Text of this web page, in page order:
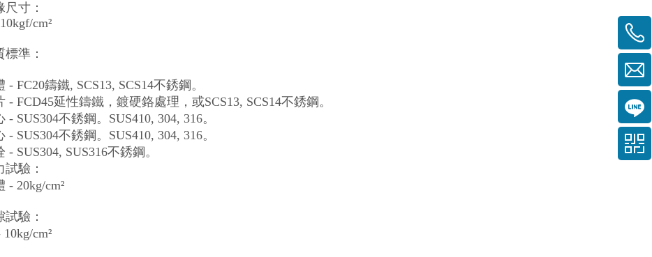
尺寸：
cm²
標準：
- FC20鑄鐵, SCS13, SCS14不銹鋼。
- FCD45延性鑄鐵，鍍硬鉻處理，或SCS13, SCS14不銹鋼。
- SUS304不銹鋼。SUS410, 304, 316。
- SUS304不銹鋼。SUS410, 304, 316。
- SUS304, SUS316不銹鋼。
試驗：
- 20kg/cm²
試驗：
cm²